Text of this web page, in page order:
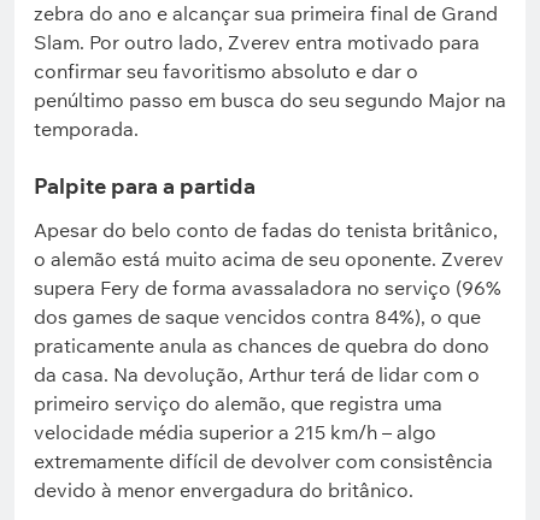
zebra do ano e alcançar sua primeira final de Grand
Slam. Por outro lado, Zverev entra motivado para
confirmar seu favoritismo absoluto e dar o
penúltimo passo em busca do seu segundo Major na
temporada.
Palpite para a partida
Apesar do belo conto de fadas do tenista britânico,
o alemão está muito acima de seu oponente. Zverev
supera Fery de forma avassaladora no serviço (96%
dos games de saque vencidos contra 84%), o que
praticamente anula as chances de quebra do dono
da casa. Na devolução, Arthur terá de lidar com o
primeiro serviço do alemão, que registra uma
velocidade média superior a 215 km/h – algo
extremamente difícil de devolver com consistência
devido à menor envergadura do britânico.